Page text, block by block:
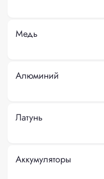
Медь
Алюминий
Латунь
Аккумуляторы